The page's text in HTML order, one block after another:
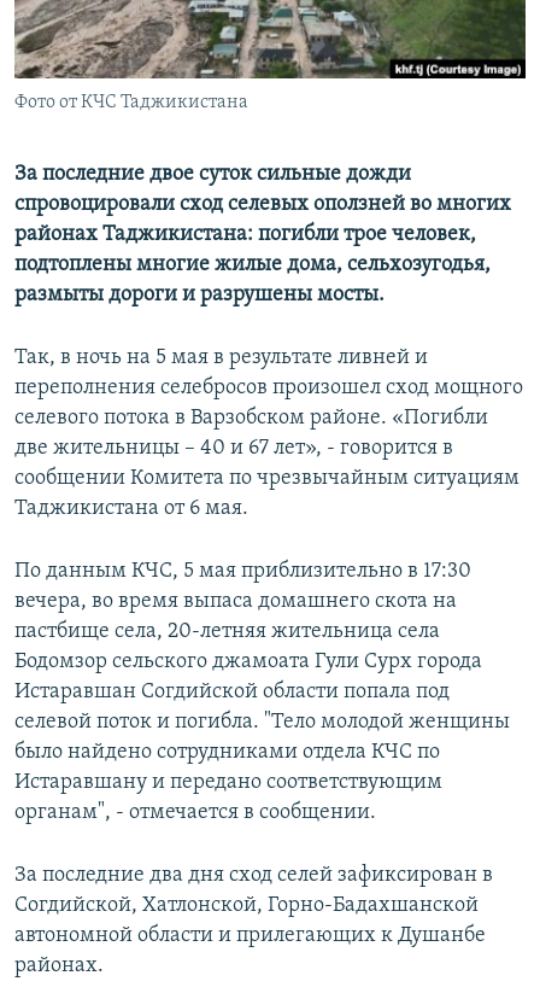
Фото от КЧС Таджикистана
За последние двое суток сильные дожди
спровоцировали сход селевых оползней во многих
районах Таджикистана: погибли трое человек,
подтоплены многие жилые дома, сельхозугодья,
размыты дороги и разрушены мосты.
Так, в ночь на 5 мая в результате ливней и
переполнения селебросов произошел сход мощного
селевого потока в Варзобском районе. «Погибли
две жительницы – 40 и 67 лет», - говорится в
сообщении Комитета по чрезвычайным ситуациям
Таджикистана от 6 мая.
По данным КЧС, 5 мая приблизительно в 17:30
вечера, во время выпаса домашнего скота на
пастбище села, 20-летняя жительница села
Бодомзор сельского джамоата Гули Сурх города
Истаравшан Согдийской области попала под
селевой поток и погибла. "Тело молодой женщины
было найдено сотрудниками отдела КЧС по
Истаравшану и передано соответствующим
органам", - отмечается в сообщении.
За последние два дня сход селей зафиксирован в
Согдийской, Хатлонской, Горно-Бадахшанской
автономной области и прилегающих к Душанбе
районах.